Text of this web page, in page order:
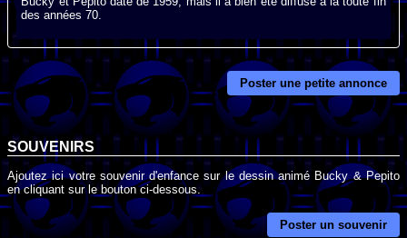
des années 70.
Poster une petite annonce
SOUVENIRS
Ajoutez ici votre souvenir d'enfance sur le dessin animé Bucky & Pepito
en cliquant sur le bouton ci-dessous.
Poster un souvenir